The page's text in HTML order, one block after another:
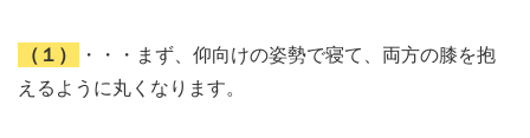
（１）
・・・まず、仰向けの姿勢で寝て、両方の膝を抱
えるように丸くなります。